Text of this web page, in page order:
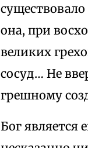
она, при
великих
сосуд… Не
грешному
Бог